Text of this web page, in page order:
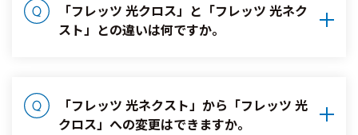
「フレッツ 光クロス」と「フレッツ 光ネク
スト」との違いは何ですか。
「フレッツ 光ネクスト」から「フレッツ 光
クロス」への変更はできますか。